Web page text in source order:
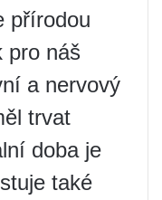
přírodou
pro náš
a nervový
trvat
doba je
také